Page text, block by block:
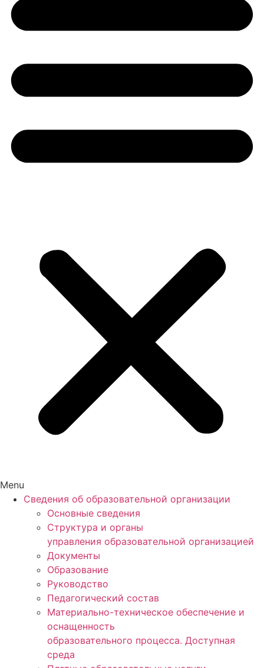
Menu
Сведения об образовательной организации
Основные сведения
Структура и органы
управления образовательной организацией
Документы
Образование
Руководство
Педагогический состав
Материально-техническое обеспечение и
оснащенность
образовательного процесса. Доступная
среда